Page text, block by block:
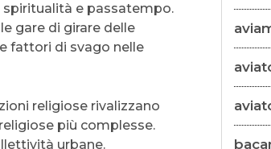
spiritualità e passatempo.
gare di girare delle
fattori di svago nelle
religiose rivalizzano
più complesse.
urbane.